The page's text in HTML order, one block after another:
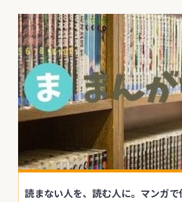
読まない人を、読む人に。マンガ